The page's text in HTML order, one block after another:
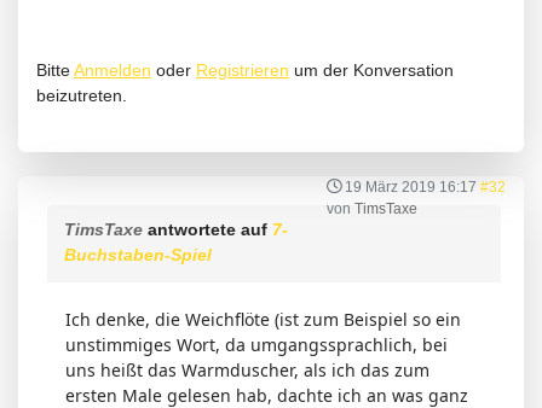
BitteAnmelden oder Registrieren um der Konversation
beizutreten.
19 März 2019 16:17 #32
von TimsTaxe
TimsTaxe antwortete auf 7-
Buchstaben-Spiel
Ich denke, die Weichflöte (ist zum Beispiel so ein
unstimmiges Wort, da umgangssprachlich, bei
uns heißt das Warmduscher, als ich das zum
ersten Male gelesen hab, dachte ich an was ganz